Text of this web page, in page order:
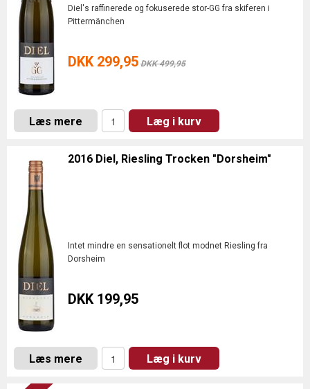
Diel's raffinerede og fokuserede stor-GG fra skiferen i
Pittermänchen
DKK 299,95 DKK 499,95
Læs mere Læg i kurv
2016 Diel, Riesling Trocken "Dorsheim"
Intet mindre en sensationelt flot modnet Riesling fra
Dorsheim
DKK 199,95
Læs mere Læg i kurv